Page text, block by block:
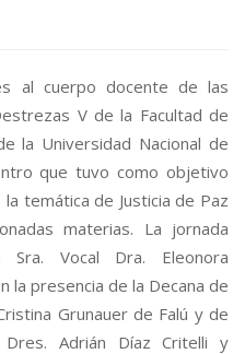
al cuerpo docente de las
V de la Facultad de
la Universidad Nacional de
que tuvo como objetivo
temática de Justicia de Paz
materias. La jornada
Vocal Dra. Eleonora
la presencia de la Decana de
Grunauer de Falú y de
Adrián Díaz Critelli y